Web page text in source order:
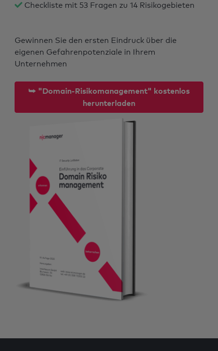
Checkliste mit 53 Fragen zu 14 Risikogebieten
Gewinnen Sie den ersten Eindruck über die
eigenen Gefahrenpotenziale in Ihrem
Unternehmen
⮩ "Domain-Risikomanagement" kostenlos
herunterladen